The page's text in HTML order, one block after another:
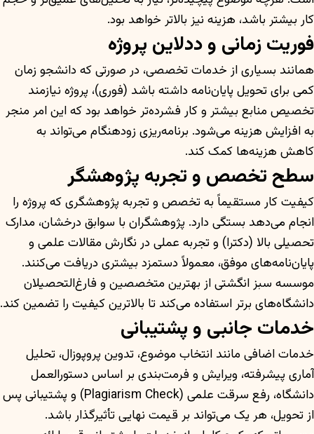
کار بیشتر باشد، هزینه نیز بالاتر خواهد بود.
فوریت زمانی و ددلاین پروژه
همانند بسیاری از خدمات تخصصی، در صورتی که دانشجو زمان
کمی برای تحویل پایان‌نامه داشته باشد (فوری)، پروژه نیازمند
تخصیص منابع بیشتر و کار فشرده‌تر خواهد بود که این امر منجر
به افزایش هزینه می‌شود. برنامه‌ریزی زودهنگام می‌تواند به
کاهش هزینه‌ها کمک کند.
سطح تخصص و تجربه پژوهشگر
کیفیت کار مستقیماً به تخصص و تجربه پژوهشگری که پروژه را
انجام می‌دهد بستگی دارد. پژوهشگران با سوابق درخشان، مدارک
تحصیلی بالا (دکترا) و تجربه عملی در نگارش مقالات علمی و
پایان‌نامه‌های موفق، معمولاً دستمزد بیشتری دریافت می‌کنند.
موسسه سبز انگشتی از بهترین متخصصین و فارغ‌التحصیلان
دانشگاه‌های برتر استفاده می‌کند تا بالاترین کیفیت را تضمین کند.
خدمات جانبی و پشتیبانی
خدمات اضافی مانند انتخاب موضوع، تدوین پروپوزال، تحلیل
آماری پیشرفته، ویرایش و فرمت‌بندی بر اساس دستورالعمل
دانشگاه، رفع سرقت علمی (Plagiarism Check) و پشتیبانی پس
از تحویل، هر یک می‌تواند بر قیمت نهایی تأثیرگذار باشد.